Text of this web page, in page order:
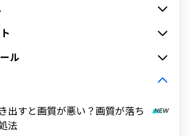
ル
出すと画質が悪い？画質が落ち
法